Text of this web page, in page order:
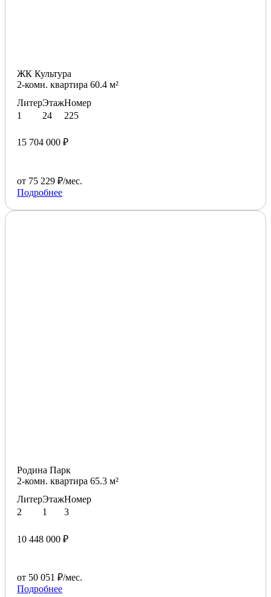
ЖК Культура
2-комн. квартира 60.4 м²
Литер
1
Этаж
24
Номер
225
15 704 000 ₽
от 75 229 ₽/мес.
Подробнее
Родина Парк
2-комн. квартира 65.3 м²
Литер
2
Этаж
1
Номер
3
10 448 000 ₽
от 50 051 ₽/мес.
Подробнее